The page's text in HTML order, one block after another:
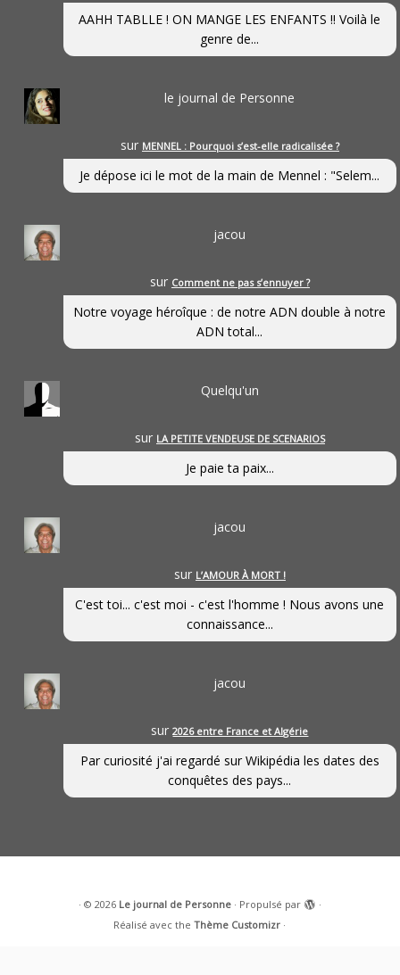
AAHH TABLLE ! ON MANGE LES ENFANTS !! Voilà le
genre de...
le journal de Personne
sur MENNEL : Pourquoi s’est-elle radicalisée ?
Je dépose ici le mot de la main de Mennel : "Selem...
jacou
sur Comment ne pas s’ennuyer ?
Notre voyage héroîque : de notre ADN double à notre
ADN total...
Quelqu'un
sur LA PETITE VENDEUSE DE SCENARIOS
Je paie ta paix...
jacou
sur L’AMOUR À MORT !
C'est toi... c'est moi - c'est l'homme ! Nous avons une
connaissance...
jacou
sur2026 entre France et Algérie
Par curiosité j'ai regardé sur Wikipédia les dates des
conquêtes des pays...
· © 2026 Le journal de Personne· Propulsé par
·
Réalisé avec theThème Customizr ·